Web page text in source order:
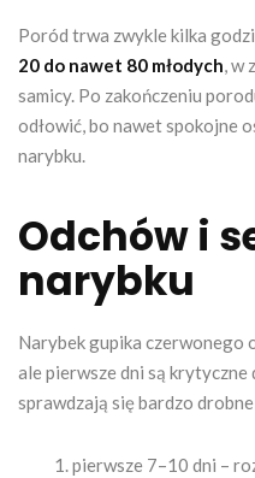
Poród trwa zwykle kilka
20 do nawet 80 młodych, w
samicy. Po zakończeniu
odłowić, bo nawet spokojne
narybku.
Odchów i
narybku
Narybek gupika czerwonego
ale pierwsze dni są
sprawdzają się bardzo
pierwsze 7–10 dni –